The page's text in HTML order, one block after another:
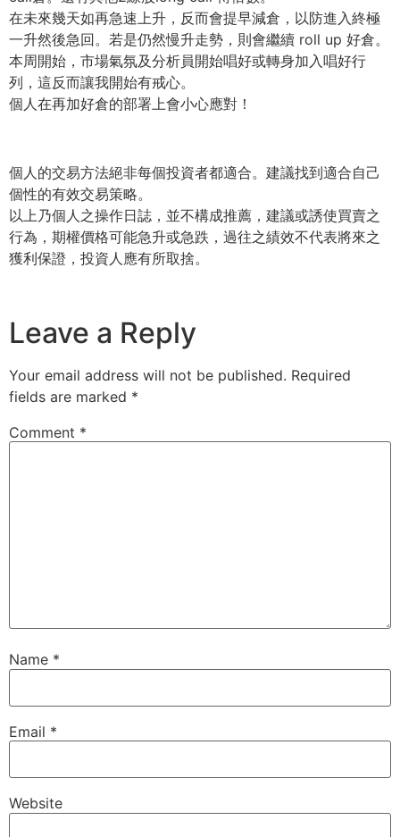
在未來幾天如再急速上升，反而會提早減倉，以防進入終極
一升然後急回。若是仍然慢升走勢，則會繼續 roll up 好倉。
本周開始，市場氣氛及分析員開始唱好或轉身加入唱好行
列，這反而讓我開始有戒心。
個人在再加好倉的部署上會小心應對！
個人的交易方法絕非每個投資者都適合。建議找到適合自己
個性的有效交易策略。
以上乃個人之操作日誌，並不構成推薦，建議或誘使買賣之
行為，期權價格可能急升或急跌，過往之績效不代表將來之
獲利保證，投資人應有所取捨。
Leave a Reply
Your email address will not be published. Required
fields are marked *
Comment *
Name *
Email *
Website